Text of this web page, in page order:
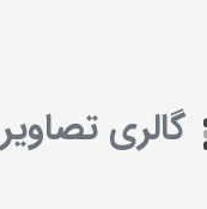
گالری تصاویر